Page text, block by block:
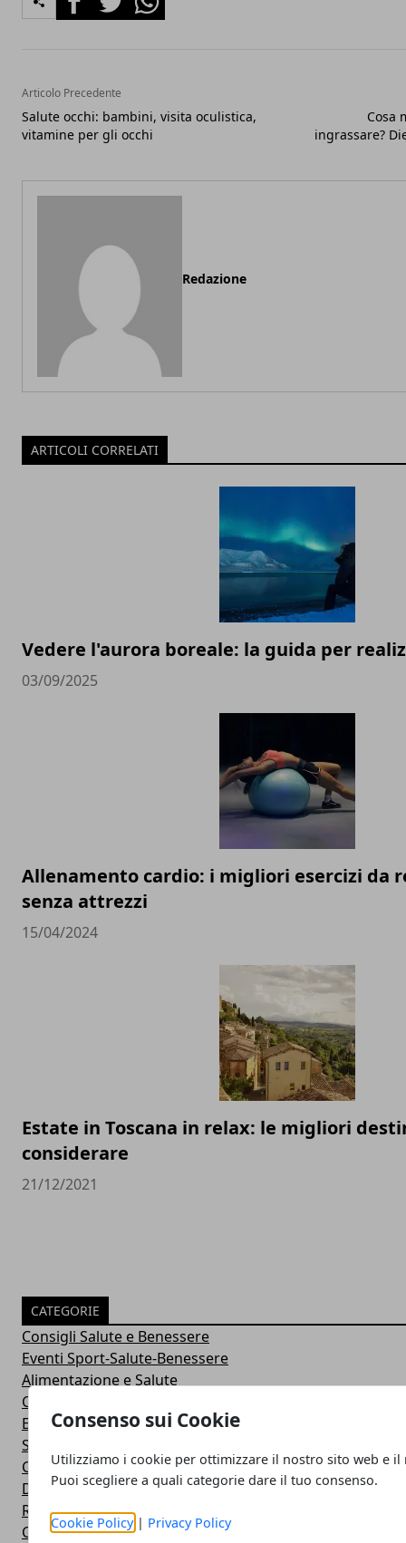
Consenso sui Cookie
Utilizziamo i cookie per ottimizzare il nostro sito web e il
Puoi scegliere a quali categorie dare il tuo consenso.
Cookie Policy| Privacy Policy
Articolo Precedente
Salute occhi: bambini, visita oculistica,
vitamine per gli occhi
Cosa
ingrassare?
Redazione
ARTICOLI CORRELATI
Vedere l'aurora boreale: la guida per
03/09/2025
Allenamento cardio: i migliori esercizi da
senza attrezzi
15/04/2024
Estate in Toscana in relax: le migliori
considerare
21/12/2021
CATEGORIE
Consigli Salute e Benessere
Eventi Sport-Salute-Benessere
Alimentazione e Salute
Consigli e Prodotti Bellezza
Esercizi Ginnastica in Casa
Sintomi Malattie e Cura
Centri Benessere Spa e Terme
Dieta per Dimagrire
Ricette Dietetiche Light
Corsi Fitness in Palestra